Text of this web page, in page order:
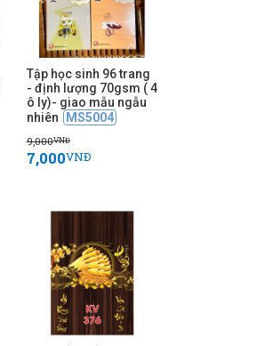
Tập học sinh 96 trang
- định lượng 70gsm ( 4
ô ly)- giao mẫu ngẫu
nhiên
MS5004
9,000VNĐ
7,000VNĐ